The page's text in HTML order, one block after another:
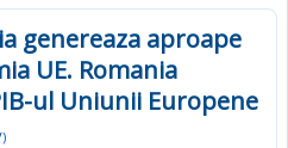
genereaza aproape
UE. Romania
ul Uniunii Europene
)